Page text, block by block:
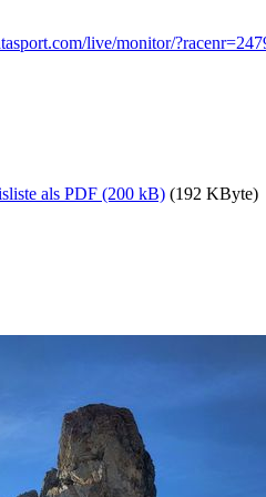
live/monitor/
als PDF (200 kB) (192 KByte)